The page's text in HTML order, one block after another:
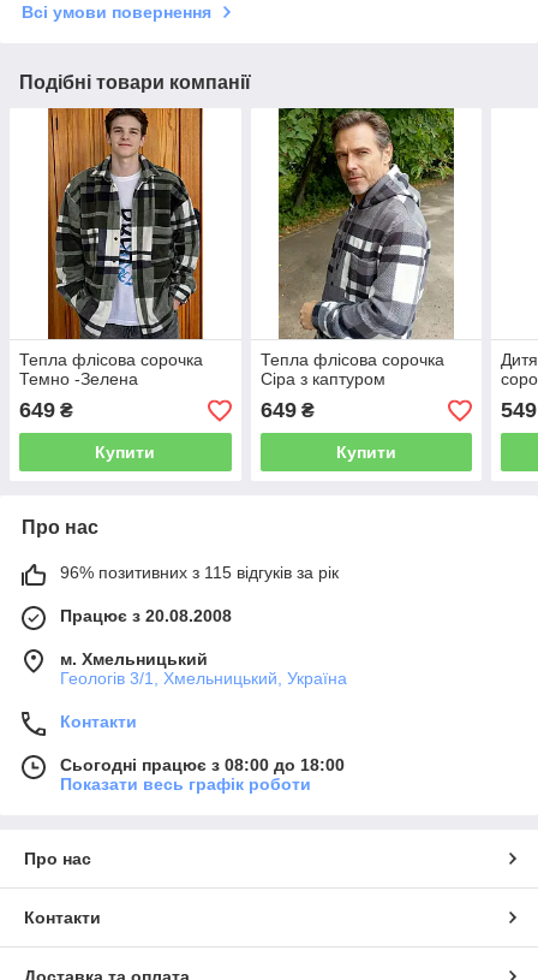
Всі умови повернення
Подібні товари компанії
Тепла флісова сорочка
Темно -Зелена
649 ₴
Купити
Тепла флісова сорочка
Сіра з каптуром
649₴
Купити
549
Про нас
96% позитивних з 115 відгуків за рік
Працює з 20.08.2008
м. Хмельницький
Геологів 3/1, Хмельницький, Україна
Контакти
Сьогодні працює з 08:00 до 18:00
Показати весь графік роботи
Про нас
Контакти